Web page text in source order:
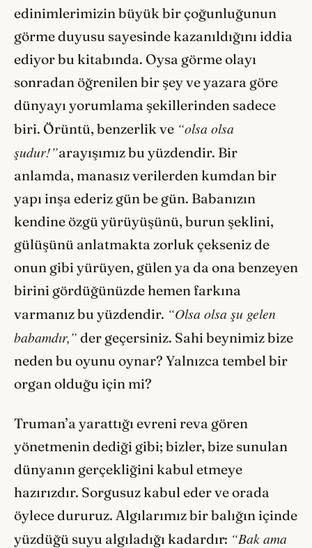
edinimlerimizin büyük bir çoğunluğunun
görme duyusu sayesinde kazanıldığını iddia
ediyor bu kitabında. Oysa görme olayı
sonradan öğrenilen bir şey ve yazara göre
dünyayı yorumlama şekillerinden sadece
biri. Örüntü, benzerlik ve “olsa olsa
şudur!”arayışımız bu yüzdendir. Bir
anlamda, manasız verilerden kumdan bir
yapı inşa ederiz gün be gün. Babanızın
kendine özgü yürüyüşünü, burun şeklini,
gülüşünü anlatmakta zorluk çekseniz de
onun gibi yürüyen, gülen ya da ona benzeyen
birini gördüğünüzde hemen farkına
varmanız bu yüzdendir. “Olsa olsa şu gelen
babamdır,” der geçersiniz. Sahi beynimiz bize
neden bu oyunu oynar? Yalnızca tembel bir
organ olduğu için mi?
Truman’a yarattığı evreni reva gören
yönetmenin dediği gibi; bizler, bize sunulan
dünyanın gerçekliğini kabul etmeye
hazırızdır. Sorgusuz kabul eder ve orada
öylece dururuz. Algılarımız bir balığın içinde
yüzdüğü suyu algıladığı kadardır: “Bak ama